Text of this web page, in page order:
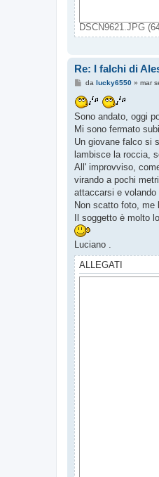
DSCN9621.JPG
Re: I falchi di
M
s
s
a
g
g
i
da lucky6550» mar
Sono andato, oggi
Mi sono fermato
Un giovane falco si
lambisce la roccia,
All' improvviso,
virando a pochi
attaccarsi e volando
Non scatto foto, me
Il soggetto è molto
Luciano .
ALLEGATI